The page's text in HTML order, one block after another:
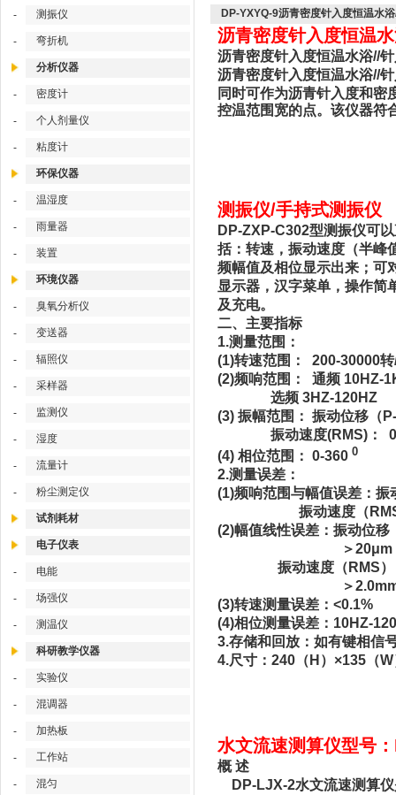
- 测振仪
- 弯折机
分析仪器
- 密度计
- 个人剂量仪
- 粘度计
环保仪器
- 温湿度
- 雨量器
- 装置
环境仪器
- 臭氧分析仪
- 变送器
- 辐照仪
- 采样器
- 监测仪
- 湿度
- 流量计
- 粉尘测定仪
试剂耗材
电子仪表
- 电能
- 场强仪
- 测温仪
科研教学仪器
- 实验仪
- 混调器
- 加热板
- 工作站
- 混匀
DP-YXYQ-9沥青密度针入度恒温水
沥青密度针入度恒温
沥青密度针入度恒温水浴//
沥青密度针入度恒温水浴//
同时可作为沥青针入度和密
控温范围宽的点。该仪器符
测振仪/手持式测振仪
DP-ZXP-C302型测振仪可
括：转速，振动速度（半峰
频幅值及相位显示出来；可
显示器，汉字菜单，操作简
及充电。
二、主要指标
1.测量范围：
(1)转速范围： 200-30000
(2)频响范围： 通频 10HZ-
选频 3HZ-120HZ
(3) 振幅范围： 振动位移（
振动速度(RMS)： 0～
(4) 相位范围： 0-360 0
2.测量误差：
(1)频响范围与幅值误差：
振动速度（RMS）
(2)幅值线性误差：振动位
＞20μm，
振动速度（RMS）：
＞2.0mm/s，
(3)转速测量误差：<0.1%
(4)相位测量误差：10HZ-
3.存储和回放：如有键相信
4.尺寸：240（H）×135（
水文流速测算仪型号
概 述
DP-LJX-2水文流速测算仪